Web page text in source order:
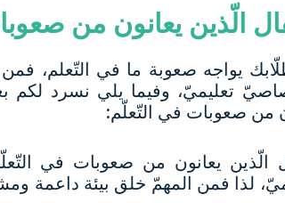
الّذين يعانون من
يواجه صعوبة ما في التّعلم،
تعليميّ، وفيما يلي نسرد لكم
من صعوبات في التّعلّم:
الّذين يعانون من صعوبات في
لذا فمن المهمّ خلق بيئة داعمة